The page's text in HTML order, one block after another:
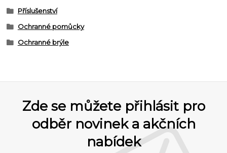
Příslušenství
Ochranné pomůcky
Ochranné brýle
Zde se můžete přihlásit pro
odběr novinek a akčních
nabídek